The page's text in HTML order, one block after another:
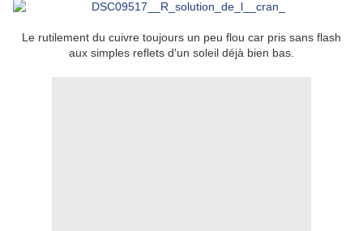
Le rutilement du cuivre toujours un peu flou car pris sans flash
aux simples reflets d'un soleil déjà bien bas.